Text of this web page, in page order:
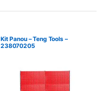
Kit Panou – Teng Tools –
238070205